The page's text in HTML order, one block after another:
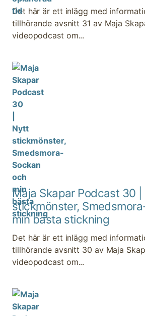
Det här är ett inlägg med
tillhörande avsnitt 31 av Maja
videopodcast om...
Maja Skapar Podcast 30
stickmönster,
min bästa stickning
Det här är ett inlägg med
tillhörande avsnitt 30 av Maja
videopodcast om...